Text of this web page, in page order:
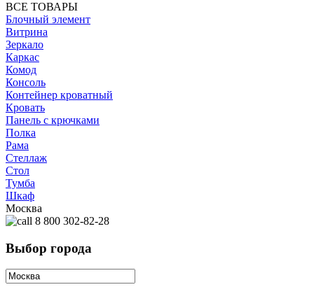
ВСЕ ТОВАРЫ
Блочный элемент
Витрина
Зеркало
Каркас
Комод
Консоль
Контейнер кроватный
Кровать
Панель с крючками
Полка
Рама
Стеллаж
Стол
Тумба
Шкаф
Москва
8 800 302-82-28
Выбор города